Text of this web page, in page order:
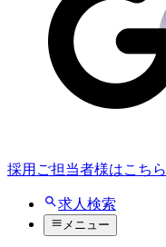
採用ご担当者様はこちら
求人検索
メニュー